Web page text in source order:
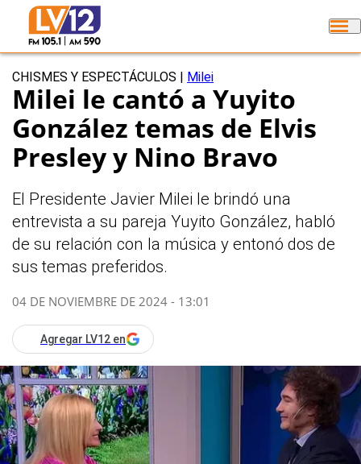
CHISMES Y ESPECTÁCULOS Milei
Milei le cantó a Yuyito
González temas de Elvis
Presley y Nino Bravo
El Presidente Javier Milei le brindó una
entrevista a su pareja Yuyito González, habló
de su relación con la música y entonó dos de
sus temas preferidos.
04 DE NOVIEMBRE DE 2024 - 13:01
Agregar LV12 en